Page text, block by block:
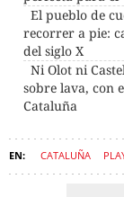
El pueblo de
recorrer a pie:
del siglo X
Ni Olot ni
sobre lava, con
Cataluña
CATALUÑA